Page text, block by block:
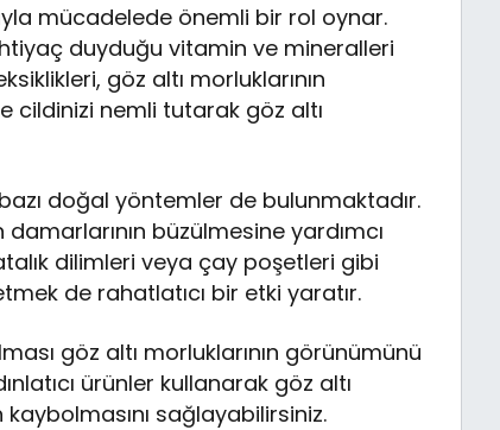
mücadelede önemli bir rol oynar.
duyduğu vitamin ve mineralleri
göz altı morluklarının
cildinizi nemli tutarak göz altı
doğal yöntemler de bulunmaktadır.
büzülmesine yardımcı
dilimleri veya çay poşetleri gibi
de rahatlatıcı bir etki yaratır.
göz altı morluklarının görünümünü
ürünler kullanarak göz altı
sağlayabilirsiniz.